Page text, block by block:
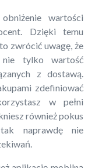
wartości
Dzięki temu
zwrócić uwagę, że
nie tylko wartość
z dostawą.
zdefiniować
w pełni
również pokus
naprawdę nie